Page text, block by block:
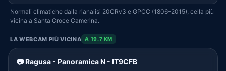
Normali climatiche dalla rianalisi 20CRv3 e GPCC (1806–2015), cella più
vicina a Santa Croce Camerina.
LA WEBCAM PIÙ VICINA A 19.7 KM
📷 Ragusa - Panoramica N - IT9CFB